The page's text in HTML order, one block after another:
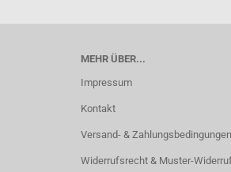
MEHR ÜBER...
Impressum
Kontakt
Versand- & Zahlungsbedingungen
Widerrufsrecht & Muster-